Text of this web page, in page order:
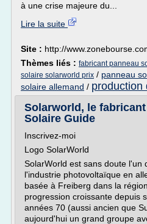
à une crise majeure du...
Lire la suite
Site : http://
Thèmes liés : fabricant panneau
solaire solarworld prix / panneau
solaire allemand / production
Solarworld, le
Solaire Guide
Inscrivez-moi
Logo SolarWorld
SolarWorld est sans doute l'un
l'industrie photovoltaïque en
basée à Freiberg dans la
progression croissante depuis
années 70 (aussi ancien que
aujourd'hui un grand groupe